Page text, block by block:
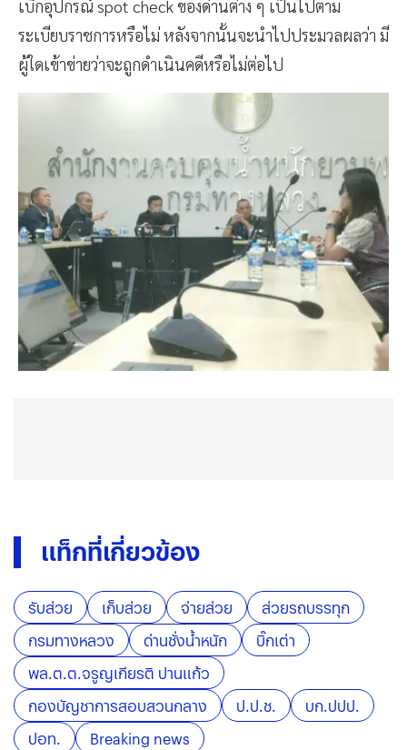
เบิกอุปกรณ์ spot check ของด่านต่าง ๆ เป็นไปตาม
ระเบียบราชการหรือไม่ หลังจากนั้นจะนำไปประมวลผลว่า มี
ผู้ใดเข้าข่ายว่าจะถูกดำเนินคดีหรือไม่ต่อไป
แท็กที่เกี่ยวข้อง
รับส่วย เก็บส่วย จ่ายส่วย
ส่วยรถบรรทุก
กรมทางหลวง
ด่านชั่งน้ำหนัก
บิ๊กเต่า
พล.ต.ต.จรูญเกียรติ ปานแก้ว
กองบัญชาการสอบสวนกลาง
ป.ป.ช.
บก.ปปป.
ปอท.
Breaking news